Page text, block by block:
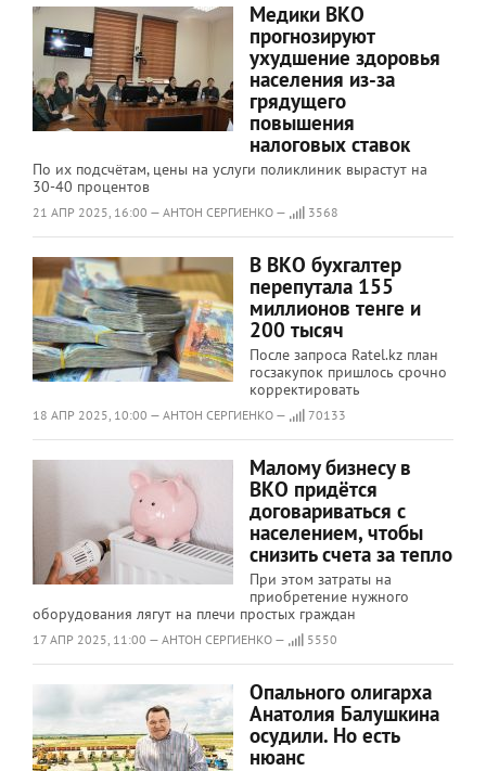
Медики ВКО
прогнозируют
ухудшение здоровья
населения из-за
грядущего
повышения
налоговых ставок
По их подсчётам, цены на услуги поликлиник вырастут на
30-40 процентов
21 АПР 2025, 16:00 — АНТОН СЕРГИЕНКО — 3568
В ВКО бухгалтер
перепутала 155
миллионов тенге и
200 тысяч
После запроса Ratel.kz план
госзакупок пришлось срочно
корректировать
18 АПР 2025, 10:00 — АНТОН СЕРГИЕНКО — 70133
Малому бизнесу в
ВКО придётся
договариваться с
населением, чтобы
снизить счета за тепло
При этом затраты на
приобретение нужного
оборудования лягут на плечи простых граждан
17 АПР 2025, 11:00 — АНТОН СЕРГИЕНКО — 5550
Опального олигарха
Анатолия Балушкина
осудили. Но есть
нюанс